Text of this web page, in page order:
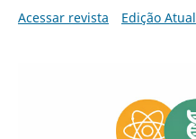
Acessar revista
Edição Atual